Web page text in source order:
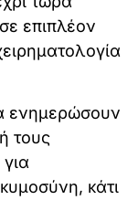
επιπλέον
ενημερώσουν
τους
κάτι